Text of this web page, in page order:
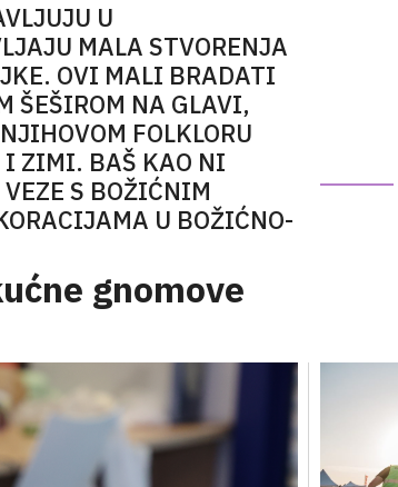
U
MALA STVORENJA
OVI MALI BRADATI
ŠEŠIROM NA GLAVI,
FOLKLORU
I ZIMI. BAŠ KAO NI
S BOŽIĆNIM
U BOŽIĆNO-
gnomove